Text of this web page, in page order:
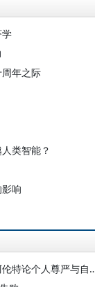
年之际
类智能？
响
李婷婷：现代历史只有一个故事